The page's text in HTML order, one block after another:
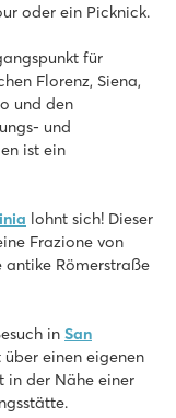
oder ein Picknick.
für
Florenz, Siena,
und den
und
ist ein
lohnt sich! Dieser
Frazione von
Römerstraße
in San
über einen eigenen
in der Nähe einer